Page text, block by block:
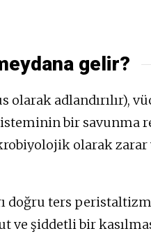
gelir?
olarak adlandırılır),
bir savunma
olarak
doğru ters
şiddetli bir